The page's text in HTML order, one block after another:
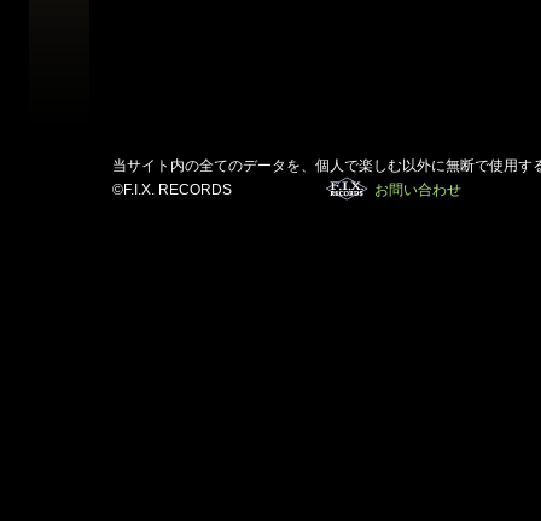
当サイト内の全てのデータを、個人で楽しむ以外に無断で使用す
©F.I.X. RECORDS
お問い合わせ